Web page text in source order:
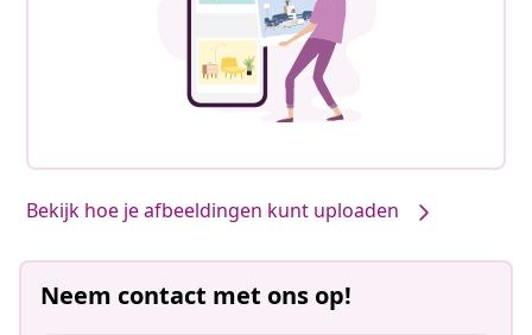
Bekijk hoe je afbeeldingen kunt uploaden
Neem contact met ons op!